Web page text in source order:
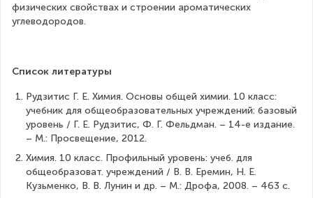
физических свойствах и строении ароматических
углеводородов.
Список литературы
Рудзитис Г. Е. Химия. Основы общей химии. 10 класс:
учебник для общеобразовательных учреждений: базовый
уровень / Г. Е. Рудзитис, Ф. Г. Фельдман. – 14-е издание.
– М.: Просвещение, 2012.
Химия. 10 класс. Профильный уровень: учеб. для
общеобразоват. учреждений / В. В. Еремин, Н. Е.
Кузьменко, В. В. Лунин и др. – М.: Дрофа, 2008. – 463 с.